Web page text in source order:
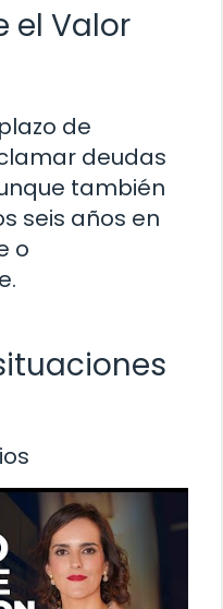
el Valor
de
deudas
también
seis años en
o